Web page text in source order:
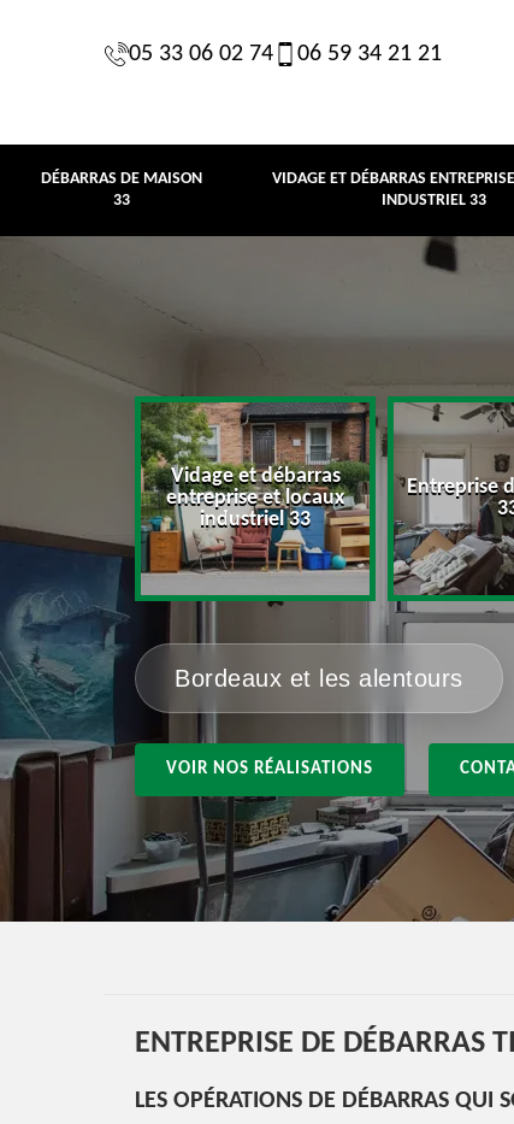
05 33 06 02 74 06 59 34 21 21
DÉBARRAS DE MAISON
33
VIDAGE ET DÉBARRAS
INDUSTRIEL 33
Vidage et débarras
entreprise et locaux
industriel 33
Entreprise
Bordeaux et les alentours
VOIR NOS RÉALISATIONS
ENTREPRISE DE DÉBARRAS
LES OPÉRATIONS DE DÉBARRAS QUI